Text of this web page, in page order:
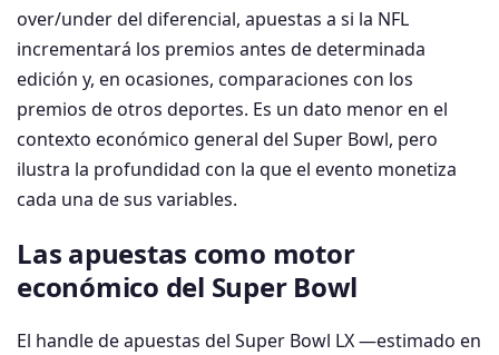
over/under del diferencial, apuestas a si la NFL
incrementará los premios antes de determinada
edición y, en ocasiones, comparaciones con los
premios de otros deportes. Es un dato menor en el
contexto económico general del Super Bowl, pero
ilustra la profundidad con la que el evento monetiza
cada una de sus variables.
Las apuestas como motor
económico del Super Bowl
El handle de apuestas del Super Bowl LX —estimado en